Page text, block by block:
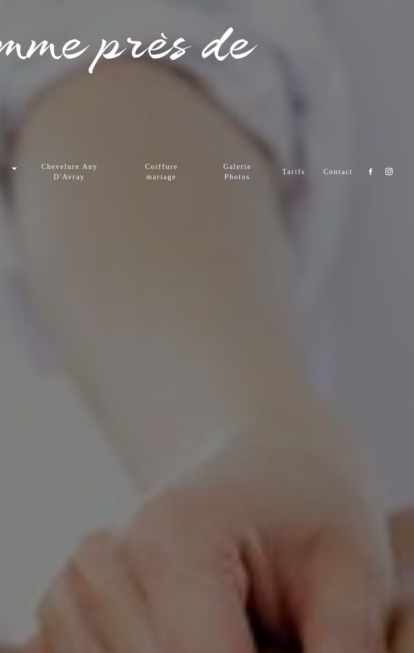
Chevelure Any
D'Avray
Coiffure
mariage
Galerie
Photos
Tarifs Contact
près de